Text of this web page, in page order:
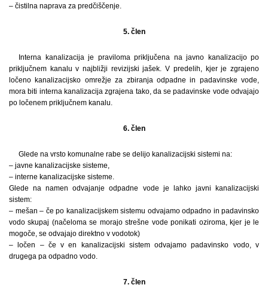
– čistilna naprava za predčiščenje.
5. člen
Interna kanalizacija je praviloma priključena na javno kanalizacijo po
priključnem kanalu v najbližji revizijski jašek. V predelih, kjer je zgrajeno
ločeno kanalizacijsko omrežje za zbiranja odpadne in padavinske vode,
mora biti interna kanalizacija zgrajena tako, da se padavinske vode odvajajo
po ločenem priključnem kanalu.
6. člen
Glede na vrsto komunalne rabe se delijo kanalizacijski sistemi na:
– javne kanalizacijske sisteme,
– interne kanalizacijske sisteme.
Glede na namen odvajanje odpadne vode je lahko javni kanalizacijski
sistem:
– mešan – če po kanalizacijskem sistemu odvajamo odpadno in padavinsko
vodo skupaj (načeloma se morajo strešne vode ponikati oziroma, kjer je le
mogoče, se odvajajo direktno v vodotok)
– ločen – če v en kanalizacijski sistem odvajamo padavinsko vodo, v
drugega pa odpadno vodo.
7. člen